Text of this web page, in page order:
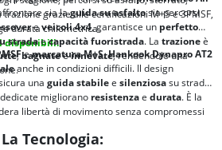
grazie alle certificazioni M+S e 3PMSF,
durata chilometrica.
disponibili.
sia laguida su asfaltosia percorsi
eveicoli 4x4, garantisce un perfetto
stradaecapacità fuoristrada. La trazioneè
,bagnateeinnevate, rendendolo una
emarcaturaM+S,Hankook Dynapro AT2
anche in condizioni difficili. Il design
una guida stabilee silenziosasu strada,
migliorano resistenzae durata. È la
libertà di movimento senza compromessi
Tecnologia: